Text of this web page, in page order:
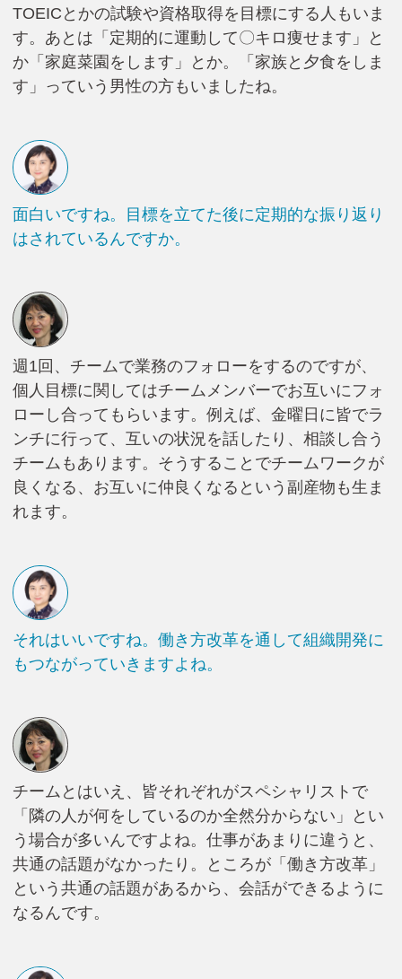
TOEICとかの試験や資格取得を目標にする人もいま
す。あとは「定期的に運動して〇キロ痩せます」と
か「家庭菜園をします」とか。「家族と夕食をしま
す」っていう男性の方もいましたね。
面白いですね。目標を立てた後に定期的な振り返り
はされているんですか。
週1回、チームで業務のフォローをするのですが、
個人目標に関してはチームメンバーでお互いにフォ
ローし合ってもらいます。例えば、金曜日に皆でラ
ンチに行って、互いの状況を話したり、相談し合う
チームもあります。そうすることでチームワークが
良くなる、お互いに仲良くなるという副産物も生ま
れます。
それはいいですね。働き方改革を通して組織開発に
もつながっていきますよね。
チームとはいえ、皆それぞれがスペシャリストで
「隣の人が何をしているのか全然分からない」とい
う場合が多いんですよね。仕事があまりに違うと、
共通の話題がなかったり。ところが「働き方改革」
という共通の話題があるから、会話ができるように
なるんです。